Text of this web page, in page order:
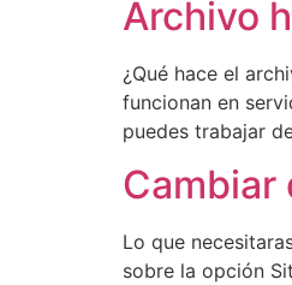
Archivo
¿Qué hace el
funcionan en
puedes trabajar
Cambiar
Lo que
sobre la opción